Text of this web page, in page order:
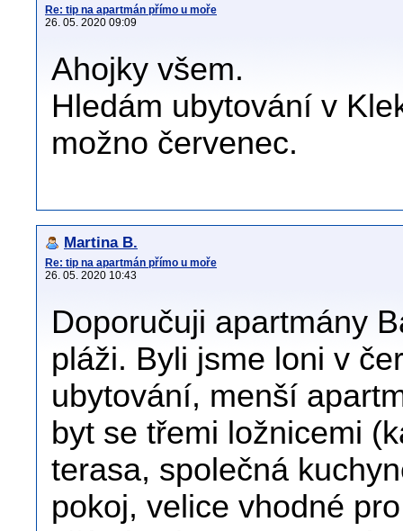
Re: tip na apartmán přímo u moře
26. 05. 2020 09:09
Ahojky všem.
Hledám ubytování v
možno červenec.
Martina B.
Re: tip na apartmán přímo u moře
26. 05. 2020 10:43
Doporučuji apartmány
pláži. Byli jsme loni v
ubytování, menší
byt se třemi ložnicemi
terasa, společná
pokoj, velice vhodné